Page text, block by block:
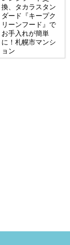
換、タカラスタン
ダード『キープク
リーンフード』で
お手入れが簡単
に！札幌市マンシ
ョン